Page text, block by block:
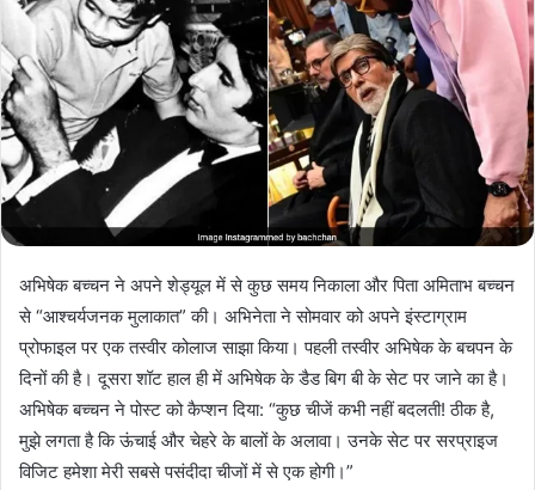
अभिषेक बच्चन ने अपने शेड्यूल में से कुछ समय निकाला और पिता अमिताभ बच्चन
से “आश्चर्यजनक मुलाकात” की। अभिनेता ने सोमवार को अपने इंस्टाग्राम
प्रोफाइल पर एक तस्वीर कोलाज साझा किया। पहली तस्वीर अभिषेक के बचपन के
दिनों की है। दूसरा शॉट हाल ही में अभिषेक के डैड बिग बी के सेट पर जाने का है।
अभिषेक बच्चन ने पोस्ट को कैप्शन दिया: “कुछ चीजें कभी नहीं बदलती! ठीक है,
मुझे लगता है कि ऊंचाई और चेहरे के बालों के अलावा। उनके सेट पर सरप्राइज
विजिट हमेशा मेरी सबसे पसंदीदा चीजों में से एक होगी।”